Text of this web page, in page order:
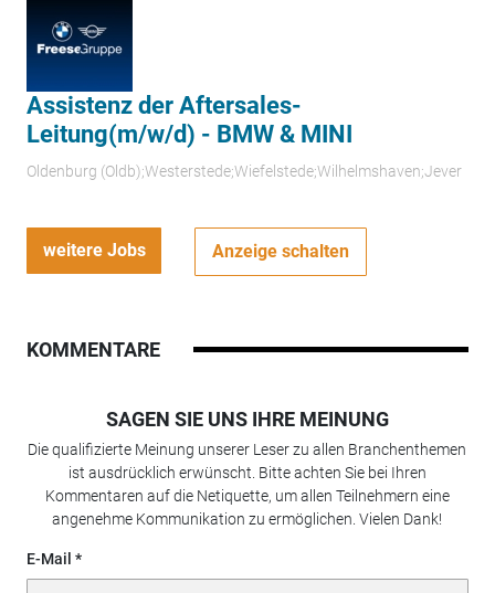
Assistenz der Aftersales-
Leitung(m/w/d) - BMW & MINI
Oldenburg (Oldb);Westerstede;Wiefelstede;Wilhelmshaven;Jever
weitere Jobs Anzeige schalten
KOMMENTARE
SAGEN SIE UNS IHRE MEINUNG
Die qualifizierte Meinung unserer Leser zu allen Branchenthemen
ist ausdrücklich erwünscht. Bitte achten Sie bei Ihren
Kommentaren auf die Netiquette, um allen Teilnehmern eine
angenehme Kommunikation zu ermöglichen. Vielen Dank!
E-Mail